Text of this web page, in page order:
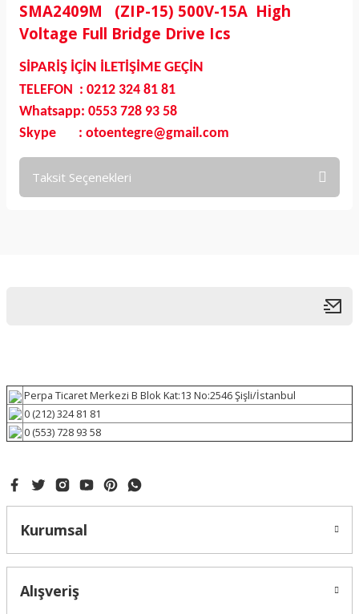
SMA2409M (ZIP-15) 500V-15A High
Voltage Full Bridge Drive Ics
SİPARİŞ İÇİN İLETİŞİME GEÇİN
TELEFON : 0212 324 81 81
Whatsapp: 0553 728 93 58
Skype : otoentegre@gmail.com
Taksit Seçenekleri
Perpa Ticaret Merkezi B Blok Kat:13 No:2546 Şişli/İstanbul
0 (212) 324 81 81
0 (553) 728 93 58
Kurumsal
Alışveriş